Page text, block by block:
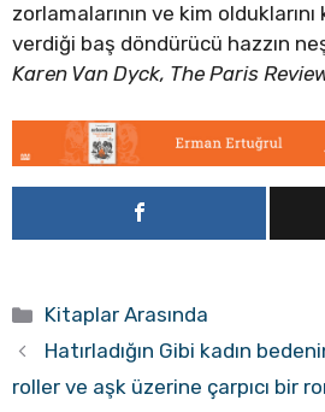
zorlamalarının ve kim
verdiği baş döndürücü hazzın
Karen Van Dyck, The Paris
Kategoriler
Kitaplar Arasında
Hatırladığın Gibi kadın
roller ve aşk üzerine çarpıcı bir